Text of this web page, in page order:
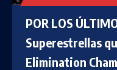
POR LOS
Superestrellas
Elimination